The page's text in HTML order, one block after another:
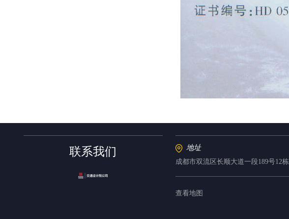
联系我们 地址
成都市双流区长顺大道一段189号12栋
查看地图